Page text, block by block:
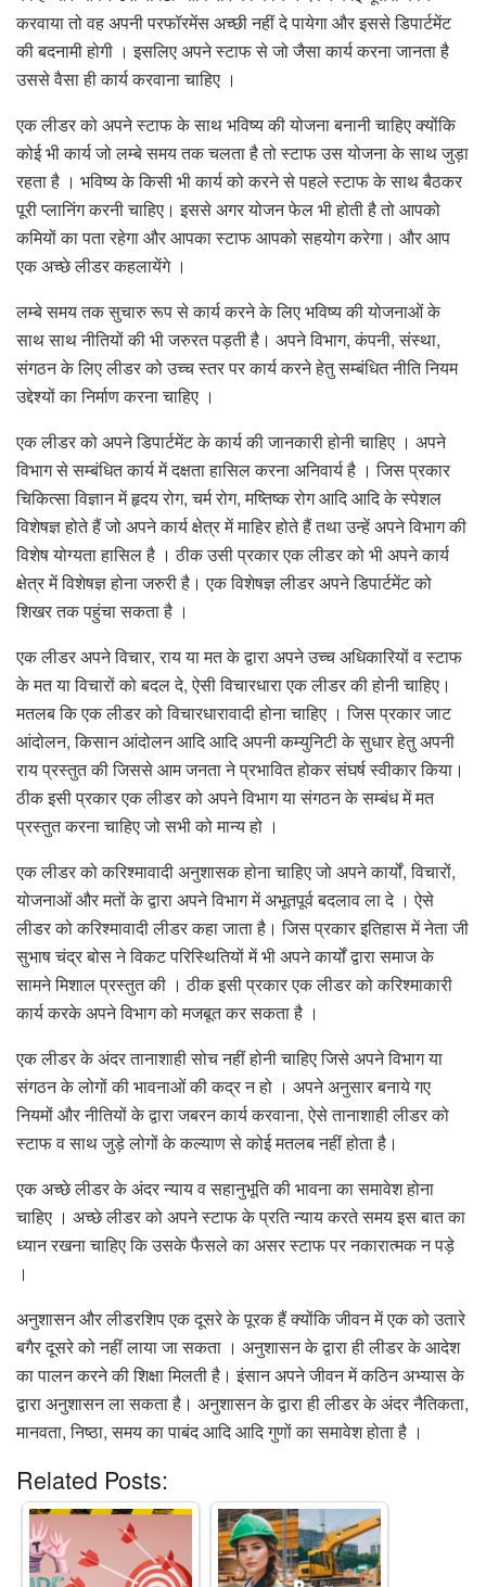
करवाया तो वह अपनी परफॉरमेंस अच्छी नहीं दे पायेगा और इससे डिपार्टमेंट
की बदनामी होगी । इसलिए अपने स्टाफ से जो जैसा कार्य करना जानता है
उससे वैसा ही कार्य करवाना चाहिए ।
एक लीडर को अपने स्टाफ के साथ भविष्य की योजना बनानी चाहिए क्योंकि
कोई भी कार्य जो लम्बे समय तक चलता है तो स्टाफ उस योजना के साथ जुड़ा
रहता है । भविष्य के किसी भी कार्य को करने से पहले स्टाफ के साथ बैठकर
पूरी प्लानिंग करनी चाहिए। इससे अगर योजन फेल भी होती है तो आपको
कमियों का पता रहेगा और आपका स्टाफ आपको सहयोग करेगा। और आप
एक अच्छे लीडर कहलायेंगे ।
लम्बे समय तक सुचारु रूप से कार्य करने के लिए भविष्य की योजनाओं के
साथ साथ नीतियों की भी जरुरत पड़ती है। अपने विभाग, कंपनी, संस्था,
संगठन के लिए लीडर को उच्च स्तर पर कार्य करने हेतु सम्बंधित नीति नियम
उद्देश्यों का निर्माण करना चाहिए ।
एक लीडर को अपने डिपार्टमेंट के कार्य की जानकारी होनी चाहिए । अपने
विभाग से सम्बंधित कार्य में दक्षता हासिल करना अनिवार्य है । जिस प्रकार
चिकित्सा विज्ञान में हृदय रोग, चर्म रोग, मष्तिष्क रोग आदि आदि के स्पेशल
विशेषज्ञ होते हैं जो अपने कार्य क्षेत्र में माहिर होते हैं तथा उन्हें अपने विभाग की
विशेष योग्यता हासिल है । ठीक उसी प्रकार एक लीडर को भी अपने कार्य
क्षेत्र में विशेषज्ञ होना जरुरी है। एक विशेषज्ञ लीडर अपने डिपार्टमेंट को
शिखर तक पहुंचा सकता है ।
एक लीडर अपने विचार, राय या मत के द्वारा अपने उच्च अधिकारियों व स्टाफ
के मत या विचारों को बदल दे, ऐसी विचारधारा एक लीडर की होनी चाहिए।
मतलब कि एक लीडर को विचारधारावादी होना चाहिए । जिस प्रकार जाट
आंदोलन, किसान आंदोलन आदि आदि अपनी कम्युनिटी के सुधार हेतु अपनी
राय प्रस्तुत की जिससे आम जनता ने प्रभावित होकर संघर्ष स्वीकार किया।
ठीक इसी प्रकार एक लीडर को अपने विभाग या संगठन के सम्बंध में मत
प्रस्तुत करना चाहिए जो सभी को मान्य हो ।
एक लीडर को करिश्मावादी अनुशासक होना चाहिए जो अपने कार्यों, विचारों,
योजनाओं और मतों के द्वारा अपने विभाग में अभूतपूर्व बदलाव ला दे । ऐसे
लीडर को करिश्मावादी लीडर कहा जाता है। जिस प्रकार इतिहास में नेता जी
सुभाष चंद्र बोस ने विकट परिस्थितियों में भी अपने कार्यों द्वारा समाज के
सामने मिशाल प्रस्तुत की । ठीक इसी प्रकार एक लीडर को करिश्माकारी
कार्य करके अपने विभाग को मजबूत कर सकता है ।
एक लीडर के अंदर तानाशाही सोच नहीं होनी चाहिए जिसे अपने विभाग या
संगठन के लोगों की भावनाओं की कद्र न हो । अपने अनुसार बनाये गए
नियमों और नीतियों के द्वारा जबरन कार्य करवाना, ऐसे तानाशाही लीडर को
स्टाफ व साथ जुड़े लोगों के कल्याण से कोई मतलब नहीं होता है।
एक अच्छे लीडर के अंदर न्याय व सहानुभूति की भावना का समावेश होना
चाहिए । अच्छे लीडर को अपने स्टाफ के प्रति न्याय करते समय इस बात का
ध्यान रखना चाहिए कि उसके फैसले का असर स्टाफ पर नकारात्मक न पड़े
।
अनुशासन और लीडरशिप एक दूसरे के पूरक हैं क्योंकि जीवन में एक को उतारे
बगैर दूसरे को नहीं लाया जा सकता । अनुशासन के द्वारा ही लीडर के आदेश
का पालन करने की शिक्षा मिलती है। इंसान अपने जीवन में कठिन अभ्यास के
द्वारा अनुशासन ला सकता है। अनुशासन के द्वारा ही लीडर के अंदर नैतिकता,
मानवता, निष्ठा, समय का पाबंद आदि आदि गुणों का समावेश होता है ।
Related Posts: